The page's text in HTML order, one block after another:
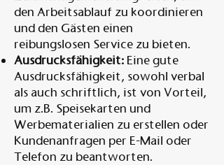
den Arbeitsablauf zu koordinieren
und den Gästen einen
reibungslosen Service zu bieten.
Ausdrucksfähigkeit: Eine gute
Ausdrucksfähigkeit, sowohl verbal
als auch schriftlich, ist von Vorteil,
um z.B. Speisekarten und
Werbematerialien zu erstellen oder
Kundenanfragen per E-Mail oder
Telefon zu beantworten.